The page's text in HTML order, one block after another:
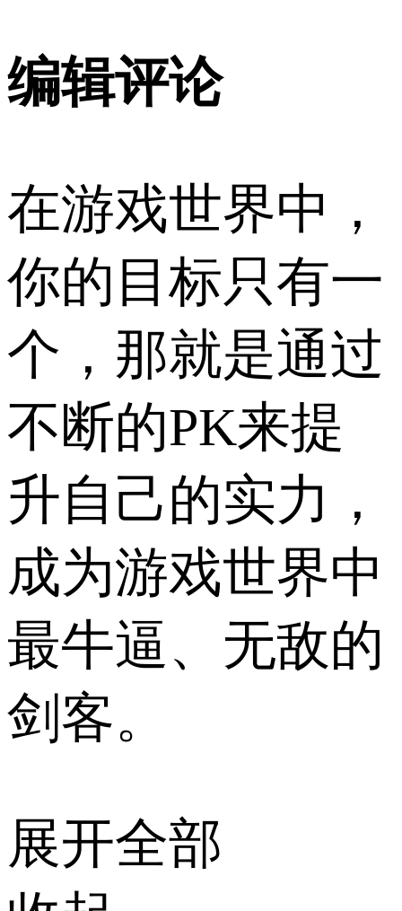
编辑评论
在游戏世界中，
你的目标只有一
个，那就是通过
不断的PK来提
升自己的实力，
成为游戏世界中
最牛逼、无敌的
剑客。
展开全部